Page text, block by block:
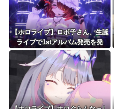
【ホロライブ】ロボ子さん、生誕
ライブで1stアルバム発売を発
表！！！